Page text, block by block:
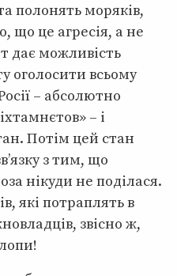
полонять моряків,
що це агресія, а не
дає можливість
оголосити всьому
– абсолютно
– і
Потім цей стан
з тим, що
нікуди не поділася.
які потраплять в
звісно ж,